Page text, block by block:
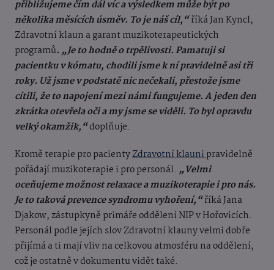
přibližujeme čím dál víc a výsledkem může být po
několika měsících úsměv. To je náš cíl,“říká Jan Kyncl,
Zdravotní klaun a garant muzikoterapeutických
programů. „Je to hodně o trpělivosti. Pamatuji si
pacientku v kómatu, chodili jsme k ní pravidelně asi tři
roky. Už jsme v podstatě nic nečekali, přestože jsme
cítili, že to napojení mezi námi fungujeme. A jeden den
zkrátka otevřela oči a my jsme se viděli. To byl opravdu
velký okamžik,“doplňuje.
Kromě terapie pro pacientyZdravotní klaunipravidelně
pořádají muzikoterapie i pro personál. „Velmi
oceňujeme možnost relaxace a muzikoterapie i pro nás.
Je to taková prevence syndromu vyhoření,“říká Jana
Djakow, zástupkyně primáře oddělení NIP v Hořovicích.
Personál podle jejích slov Zdravotní klauny velmi dobře
přijímá a ti mají vliv na celkovou atmosféru na oddělení,
což je ostatně v dokumentu vidět také.